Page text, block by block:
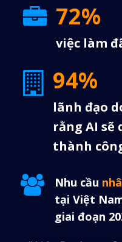
94%
lãnh đạo
rằng AI
thành
Nhu cầu
tại Việt
giai đoạn
72%
việc làm